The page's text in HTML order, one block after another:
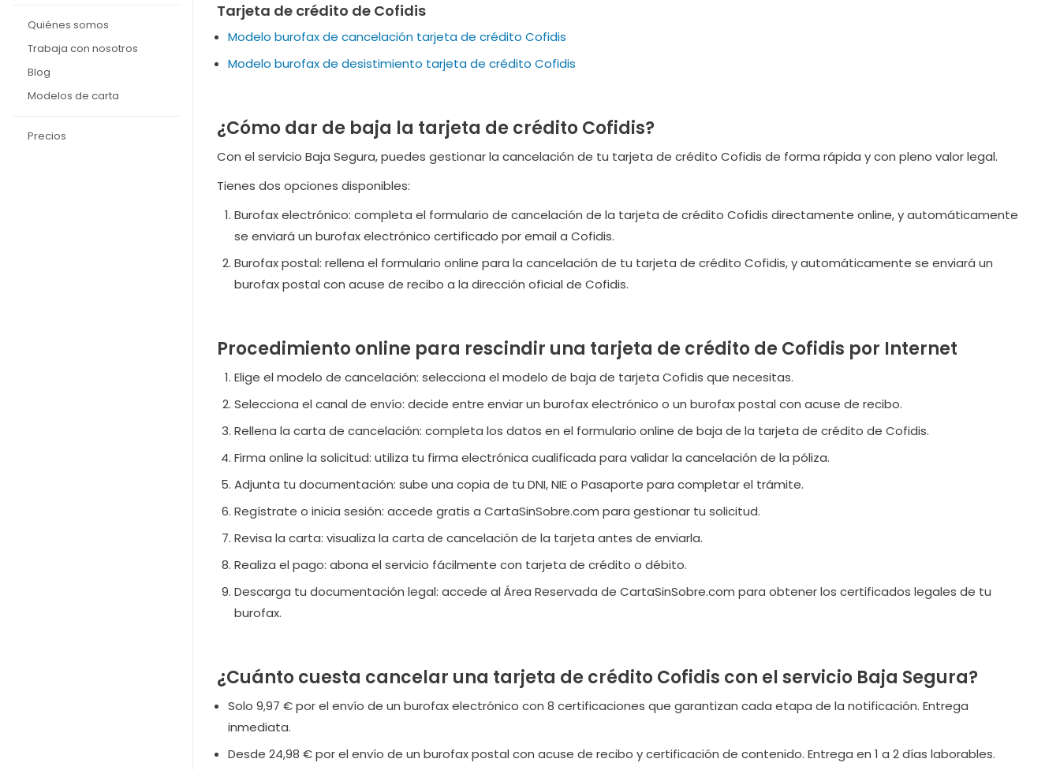
Quiénes somos
Trabaja con nosotros
Blog
Modelos de carta
Precios
Tarjeta de crédito de Cofidis
Modelo burofax de cancelación tarjeta de crédito Cofidis
Modelo burofax de desistimiento tarjeta de crédito Cofidis
¿Cómo dar de baja la tarjeta de crédito Cofidis?
Con el servicio Baja Segura, puedes gestionar la cancelación de tu tarjeta de crédito Cofidis de forma rápida y con pleno valor legal.
Tienes dos opciones disponibles:
Burofax electrónico: completa el formulario de cancelación de la tarjeta de crédito Cofidis directamente online, y automáticamente
se enviará un burofax electrónico certificado por email a Cofidis.
Burofax postal: rellena el formulario online para la cancelación de tu tarjeta de crédito Cofidis, y automáticamente se enviará un
burofax postal con acuse de recibo a la dirección oficial de Cofidis.
Procedimiento online para rescindir una tarjeta de crédito de Cofidis por Internet
Elige el modelo de cancelación: selecciona el modelo de baja de tarjeta Cofidis que necesitas.
Selecciona el canal de envío: decide entre enviar un burofax electrónico o un burofax postal con acuse de recibo.
Rellena la carta de cancelación: completa los datos en el formulario online de baja de la tarjeta de crédito de Cofidis.
Firma online la solicitud: utiliza tu firma electrónica cualificada para validar la cancelación de la póliza.
Adjunta tu documentación: sube una copia de tu DNI, NIE o Pasaporte para completar el trámite.
Regístrate o inicia sesión: accede gratis a CartaSinSobre.com para gestionar tu solicitud.
Revisa la carta: visualiza la carta de cancelación de la tarjeta antes de enviarla.
Realiza el pago: abona el servicio fácilmente con tarjeta de crédito o débito.
Descarga tu documentación legal: accede al Área Reservada de CartaSinSobre.com para obtener los certificados legales de tu
burofax.
¿Cuánto cuesta cancelar una tarjeta de crédito Cofidis con el servicio Baja Segura?
Solo 9,97 € por el envío de un burofax electrónico con 8 certificaciones que garantizan cada etapa de la notificación. Entrega
inmediata.
Desde 24,98 € por el envío de un burofax postal con acuse de recibo y certificación de contenido. Entrega en 1 a 2 días laborables.